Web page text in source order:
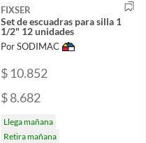
FIXSER
Set de escuadras para silla 1
1/2" 12 unidades
Por SODIMAC
$ 10.852
$ 8.682
Llega mañana
Retira mañana